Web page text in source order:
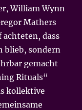
William Wynn
Mathers
achteten, dass
blieb, sondern
gemacht
Rituals“
kollektive